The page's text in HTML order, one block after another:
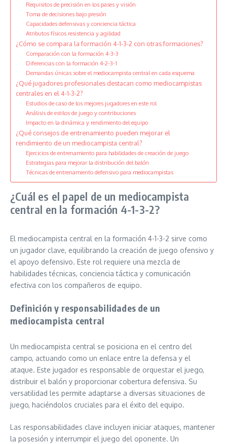
Requisitos de precisión en los pases y visión
Toma de decisiones bajo presión
Capacidades defensivas y conciencia táctica
Atributos físicos resistencia y agilidad
¿Cómo se compara la formación 4-1-3-2 con otras formaciones?
Comparación con la formación 4-3-3
Diferencias con la formación 4-2-3-1
Demandas únicas sobre el mediocampista central en cada esquema
¿Qué jugadores profesionales destacan como mediocampistas
centrales en el 4-1-3-2?
Estudios de caso de los mejores jugadores en este rol
Análisis de estilos de juego y contribuciones
Impacto en la dinámica y rendimiento del equipo
¿Qué consejos de entrenamiento pueden mejorar el
rendimiento de un mediocampista central?
Ejercicios de entrenamiento para habilidades de creación de juego
Estrategias para mejorar la distribución del balón
Técnicas de entrenamiento defensivo para mediocampistas
¿Cuál es el papel de un mediocampista
central en la formación 4-1-3-2?
El mediocampista central en la formación 4-1-3-2 sirve como
un jugador clave, equilibrando la creación de juego ofensivo y
el apoyo defensivo. Este rol requiere una mezcla de
habilidades técnicas, conciencia táctica y comunicación
efectiva con los compañeros de equipo.
Definición y responsabilidades de un
mediocampista central
Un mediocampista central se posiciona en el centro del
campo, actuando como un enlace entre la defensa y el
ataque. Este jugador es responsable de orquestar el juego,
distribuir el balón y proporcionar cobertura defensiva. Su
versatilidad les permite adaptarse a diversas situaciones de
juego, haciéndolos cruciales para el éxito del equipo.
Las responsabilidades clave incluyen iniciar ataques, mantener
la posesión y interrumpir el juego del oponente. Un